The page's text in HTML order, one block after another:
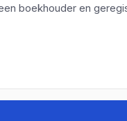
boekhouder en